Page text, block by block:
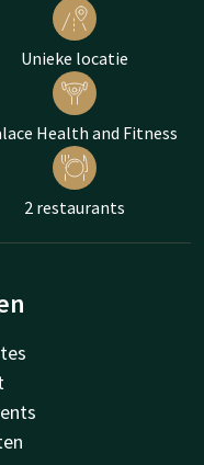
Unieke locatie
Health and Fitness
2 restaurants